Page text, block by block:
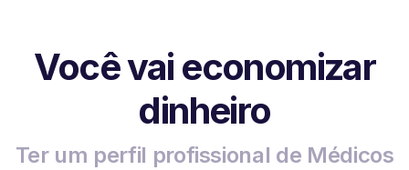
Você vai economizar
dinheiro
Ter um perfil profissional de Médicos